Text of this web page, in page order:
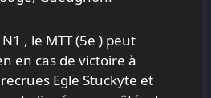
, le MTT (5e ) peut
en cas de victoire à
Egle Stuckyte et